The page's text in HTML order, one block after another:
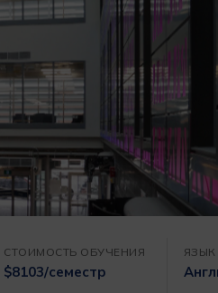
СТОИМОСТЬ ОБУЧЕНИЯ
$8103/семестр
ЯЗЫК